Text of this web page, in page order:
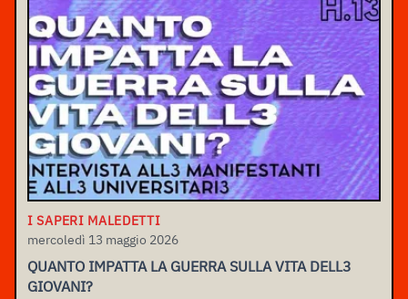
I SAPERI MALEDETTI
mercoledì 13 maggio 2026
QUANTO IMPATTA LA GUERRA SULLA VITA DELL3
GIOVANI?